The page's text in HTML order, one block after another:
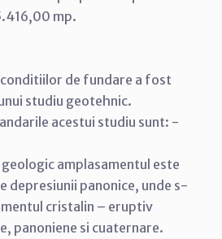
mp.
de fundare a fost
studiu geotehnic.
acestui studiu sunt: -
amplasamentul este
depresiunii panonice, unde s-
cristalin – eruptiv
panoniene si cuaternare.